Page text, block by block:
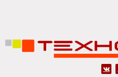
